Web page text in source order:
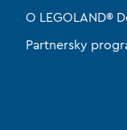
O LEGOLAND®
Partnersky